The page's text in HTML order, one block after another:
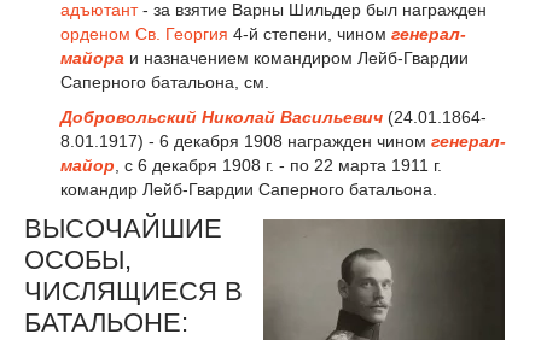
адъютант- за взятие Варны Шильдер был награжден
орденом Св. Георгия 4-й степени, чином генерал-
майора и назначением командиром Лейб-Гвардии
Саперного батальона, см.
Добровольский Николай Васильевич (24.01.1864-
8.01.1917) - 6 декабря 1908 награжден чином генерал-
майор, с 6 декабря 1908 г. - по 22 марта 1911 г.
командир Лейб-Гвардии Саперного батальона.
ВЫСОЧАЙШИЕ
ОСОБЫ,
ЧИСЛЯЩИЕСЯ В
БАТАЛЬОНЕ: